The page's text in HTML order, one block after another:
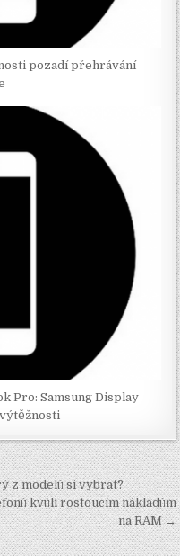
pozadí přehrávání
Pro: Samsung Display
z modelů si vybrat?
kvůli rostoucím nákladům
na RAM →